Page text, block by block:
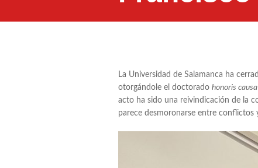
La Universidad de Salamanca ha
otorgándole el doctorado honoris causa
acto ha sido una reivindicación de la
parece desmoronarse entre conflictos